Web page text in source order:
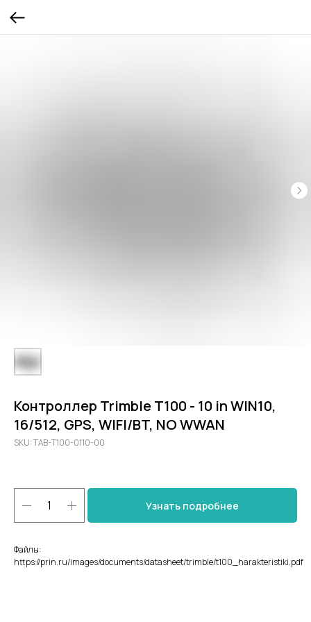
Контроллер Trimble T100 - 10 in WIN10,
16/512, GPS, WIFI/BT, NO WWAN
SKU:TAB-T100-0110-00
Узнать подробнее
Файлы:
https://prin.ru/images/documents/datasheet/trimble/t100_harakteristiki.pdf